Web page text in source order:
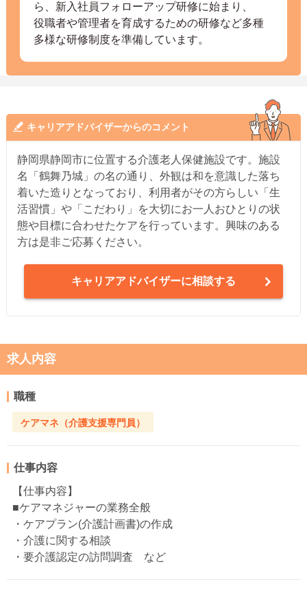
ら、新入社員フォローアップ研修に始まり、
役職者や管理者を育成するための研修など多種
多様な研修制度を準備しています。
キャリアアドバイザーからのコメント
静岡県静岡市に位置する介護老人保健施設です。施設
名「鶴舞乃城」の名の通り、外観は和を意識した落ち
着いた造りとなっており、利用者がその方らしい「生
活習慣」や「こだわり」を大切にお一人おひとりの状
態や目標に合わせたケアを行っています。興味のある
方は是非ご応募ください。
キャリアアドバイザーに相談する
求人内容
職種
ケアマネ（介護支援専門員）
仕事内容
【仕事内容】
■ケアマネジャーの業務全般
・ケアプラン(介護計画書)の作成
・介護に関する相談
・要介護認定の訪問調査 など